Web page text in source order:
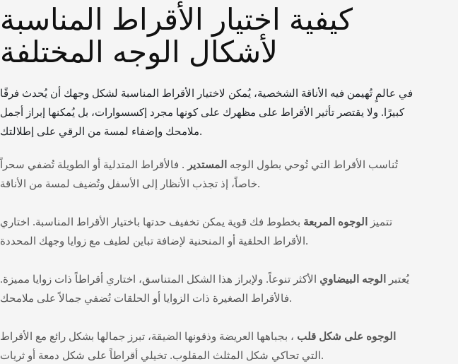
كيفية اختيار الأقراط المناسبة
لأشكال الوجه المختلفة
في عالمٍ تُهيمن فيه الأناقة الشخصية، يُمكن لاختيار الأقراط المناسبة لشكل وجهك أن يُحدث فرقًا
كبيرًا. ولا يقتصر تأثير الأقراط على مظهرك على كونها مجرد إكسسوارات، بل يُمكنها إبراز أجمل
ملامحك وإضفاء لمسة من الرقي على إطلالتك.
تُناسب الأقراط التي تُوحي بطول الوجه المستدير . فالأقراط المتدلية أو الطويلة تُضفي سحراً
خاصاً، إذ تجذب الأنظار إلى الأسفل وتُضيف لمسة من الأناقة.
تتميز الوجوه المربعة بخطوط فك قوية يمكن تخفيف حدتها باختيار الأقراط المناسبة. اختاري
الأقراط الحلقية أو المنحنية لإضافة تباين لطيف مع زوايا وجهك المحددة.
يُعتبر الوجه البيضاوي الأكثر تنوعاً. ولإبراز هذا الشكل المتناسق، اختاري أقراطاً ذات زوايا مميزة.
فالأقراط الصغيرة ذات الزوايا أو الحلقات تُضفي جمالاً على ملامحك.
الوجوه على شكل قلب ، بجباهها العريضة وذقونها الضيقة، تبرز جمالها بشكل رائع مع الأقراط
التي تحاكي شكل المثلث المقلوب. تخيلي أقراطاً على شكل دمعة أو ثريات.